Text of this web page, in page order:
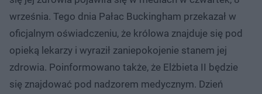
września. Tego dnia Pałac Buckingham przekazał w
oficjalnym oświadczeniu, że królowa znajduje się pod
opieką lekarzy i wyraził zaniepokojenie stanem jej
zdrowia. Poinformowano także, że Elżbieta II będzie
się znajdować pod nadzorem medycznym. Dzień